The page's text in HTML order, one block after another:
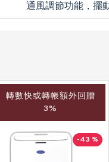
通風調節功能，擺
轉數快或轉帳額外回贈
3%
-43 %